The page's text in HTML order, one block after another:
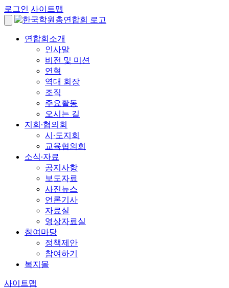
로그인 사이트맵
연합회소개
인사말
비전 및 미션
연혁
역대 회장
조직
주요활동
오시는 길
지회∙협의회
시∙도지회
교육협의회
소식∙자료
공지사항
보도자료
사진뉴스
언론기사
자료실
영상자료실
참여마당
정책제안
참여하기
복지몰
사이트맵